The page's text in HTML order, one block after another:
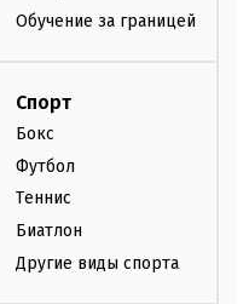
Обучение за границей
Спорт
Бокс
Футбол
Теннис
Биатлон
Другие виды спорта